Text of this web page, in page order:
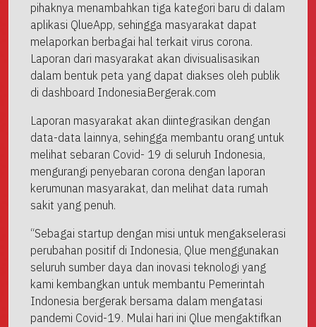
pihaknya menambahkan tiga kategori baru di dalam
aplikasi QlueApp, sehingga masyarakat dapat
melaporkan berbagai hal terkait virus corona.
Laporan dari masyarakat akan divisualisasikan
dalam bentuk peta yang dapat diakses oleh publik
di dashboard IndonesiaBergerak.com
Laporan masyarakat akan diintegrasikan dengan
data-data lainnya, sehingga membantu orang untuk
melihat sebaran Covid- 19 di seluruh Indonesia,
mengurangi penyebaran corona dengan laporan
kerumunan masyarakat, dan melihat data rumah
sakit yang penuh.
“Sebagai startup dengan misi untuk mengakselerasi
perubahan positif di Indonesia, Qlue menggunakan
seluruh sumber daya dan inovasi teknologi yang
kami kembangkan untuk membantu Pemerintah
Indonesia bergerak bersama dalam mengatasi
pandemi Covid-19. Mulai hari ini Qlue mengaktifkan